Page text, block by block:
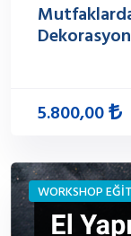
5.800,00
WORKSHOP